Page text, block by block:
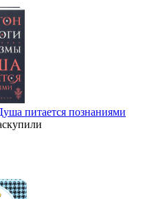
питается познаниями